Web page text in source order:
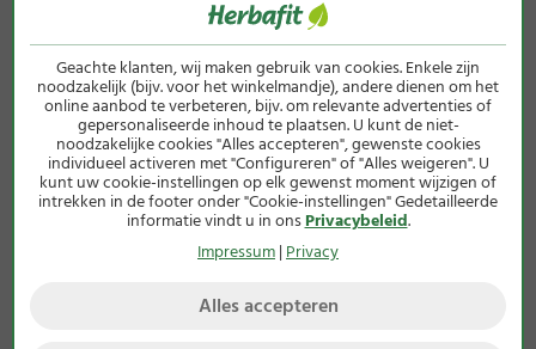
Geachte klanten, wij maken gebruik van cookies. Enkele zijn
noodzakelijk (bijv. voor het winkelmandje), andere dienen om het
online aanbod te verbeteren, bijv. om relevante advertenties of
gepersonaliseerde inhoud te plaatsen. U kunt de niet-
noodzakelijke cookies "Alles accepteren", gewenste cookies
individueel activeren met "Configureren" of "Alles weigeren". U
kunt uw cookie-instellingen op elk gewenst moment wijzigen of
intrekken in de footer onder "Cookie-instellingen" Gedetailleerde
informatie vindt u in onsPrivacybeleid.
Impressum|Privacy
Alles accepteren
Ubiquinol 200 mg Q10-
bioactieve-capsules
30 capsules
in plaats van27,50 €
slechts22,50 €
(34g / 1 kg = 661,76 €)
incl. wettelijke btw excl.
verzendkosten
Luteïne-capsules 20 mg
90 capsules
12,50 €
(45g / 1 kg = 277,78 €)
incl. wettelijke btw excl.
verzendkosten